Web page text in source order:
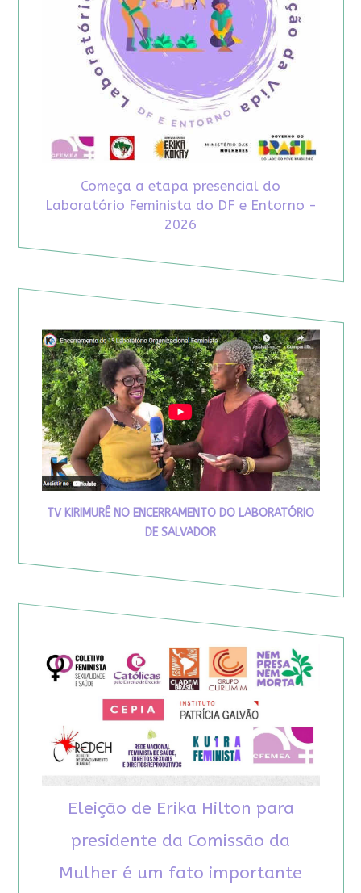
Começa a etapa presencial do
Laboratório Feminista do DF e Entorno -
2026
TV KIRIMURÊ NO ENCERRAMENTO DO LABORATÓRIO
DE SALVADOR
Eleição de Erika Hilton para
presidente da Comissão da
Mulher é um fato importante